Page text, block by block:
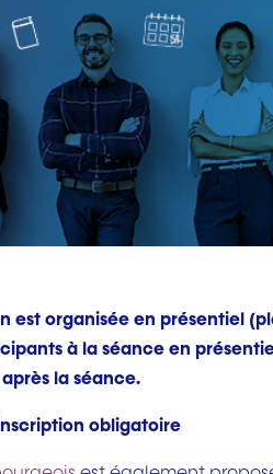
est organisée en présentiel
à la séance en
la séance.
obligatoire